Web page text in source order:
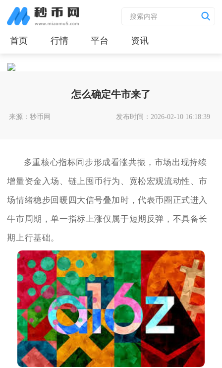
首页 行情 平台 资讯
怎么确定牛市来了
来源：秒币网 发布时间：2026-02-10 16:18:39
多重核心指标同步形成看涨共振，市场出现持续
增量资金入场、链上囤币行为、宽松宏观流动性、市
场情绪稳步回暖四大信号叠加时，代表币圈正式进入
牛市周期，单一指标上涨仅属于短期反弹，不具备长
期上行基础。